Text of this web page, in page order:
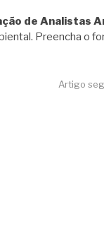
de Analistas
Preencha o
Artigo